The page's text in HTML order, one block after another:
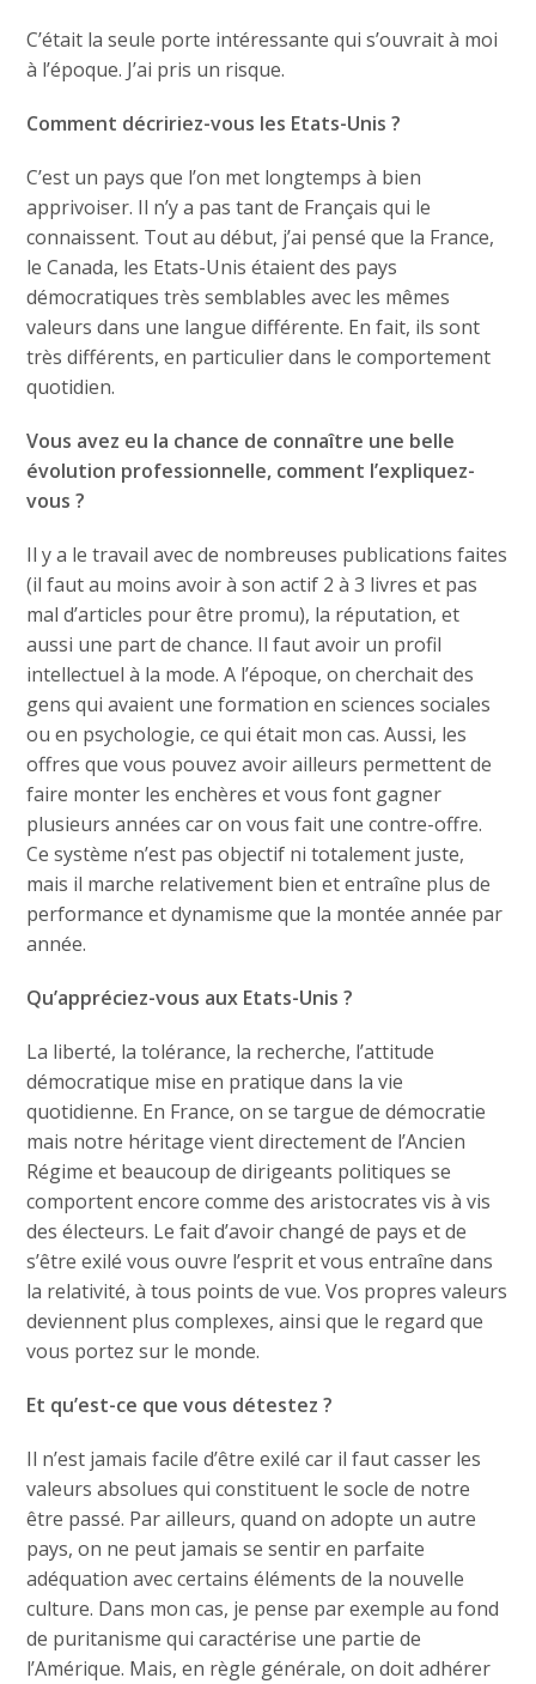
C’était la seule porte intéressante qui s’ouvrait à moi
à l’époque. J’ai pris un risque.
Comment décririez-vous les Etats-Unis ?
C’est un pays que l’on met longtemps à bien
apprivoiser. Il n’y a pas tant de Français qui le
connaissent. Tout au début, j’ai pensé que la France,
le Canada, les Etats-Unis étaient des pays
démocratiques très semblables avec les mêmes
valeurs dans une langue différente. En fait, ils sont
très différents, en particulier dans le comportement
quotidien.
Vous avez eu la chance de connaître une belle
évolution professionnelle, comment l’expliquez-
vous ?
Il y a le travail avec de nombreuses publications faites
(il faut au moins avoir à son actif 2 à 3 livres et pas
mal d’articles pour être promu), la réputation, et
aussi une part de chance. Il faut avoir un profil
intellectuel à la mode. A l’époque, on cherchait des
gens qui avaient une formation en sciences sociales
ou en psychologie, ce qui était mon cas. Aussi, les
offres que vous pouvez avoir ailleurs permettent de
faire monter les enchères et vous font gagner
plusieurs années car on vous fait une contre-offre.
Ce système n’est pas objectif ni totalement juste,
mais il marche relativement bien et entraîne plus de
performance et dynamisme que la montée année par
année.
Qu’appréciez-vous aux Etats-Unis ?
La liberté, la tolérance, la recherche, l’attitude
démocratique mise en pratique dans la vie
quotidienne. En France, on se targue de démocratie
mais notre héritage vient directement de l’Ancien
Régime et beaucoup de dirigeants politiques se
comportent encore comme des aristocrates vis à vis
des électeurs. Le fait d’avoir changé de pays et de
s’être exilé vous ouvre l’esprit et vous entraîne dans
la relativité, à tous points de vue. Vos propres valeurs
deviennent plus complexes, ainsi que le regard que
vous portez sur le monde.
Et qu’est-ce que vous détestez ?
Il n’est jamais facile d’être exilé car il faut casser les
valeurs absolues qui constituent le socle de notre
être passé. Par ailleurs, quand on adopte un autre
pays, on ne peut jamais se sentir en parfaite
adéquation avec certains éléments de la nouvelle
culture. Dans mon cas, je pense par exemple au fond
de puritanisme qui caractérise une partie de
l’Amérique. Mais, en règle générale, on doit adhérer